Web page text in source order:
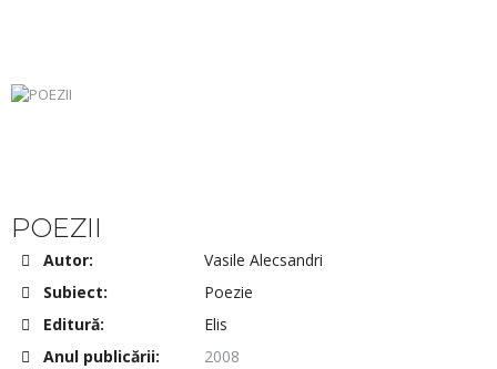
POEZII
Autor:
Vasile Alecsandri
Subiect:
Poezie
Editură:
Elis
Anul publicării:
2008